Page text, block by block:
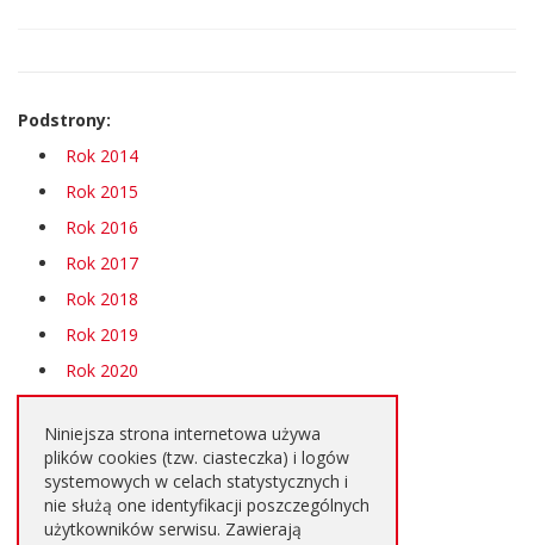
Podstrony:
Rok 2014
Rok 2015
Rok 2016
Rok 2017
Rok 2018
Rok 2019
Rok 2020
Rok 2022
Rok 2023
Rok 2024
Niniejsza strona internetowa używa
plików cookies (tzw. ciasteczka) i logów
systemowych w celach statystycznych i
nie służą one identyfikacji poszczególnych
użytkowników serwisu. Zawierają